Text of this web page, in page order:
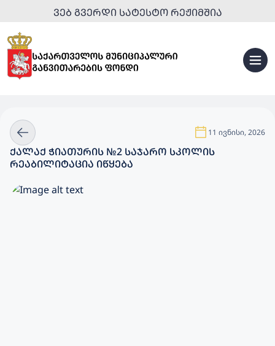
ᲕᲔᲑ ᲒᲕᲔᲠᲓᲘ ᲡᲐᲢᲔᲡᲢᲝ ᲠᲔᲟᲘᲛᲨᲘᲐ
11 ივნისი, 2026
ᲥᲐᲚᲐᲥ ᲭᲘᲐᲗᲣᲠᲘᲡ №2 ᲡᲐᲯᲐᲠᲝ ᲡᲙᲝᲚᲘᲡ
ᲠᲔᲐᲑᲘᲚᲘᲢᲐᲪᲘᲐ ᲘᲬᲧᲔᲑᲐ